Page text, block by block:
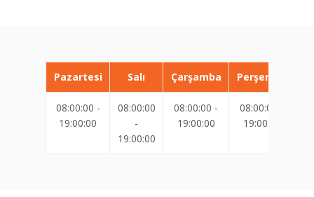
Pazartesi Salı Çarşamba Perşembe
08:00:00 -
19:00:00
08:00:00
-
19:00:00
08:00:00 -
19:00:00
08:00:00 -
19:00:00